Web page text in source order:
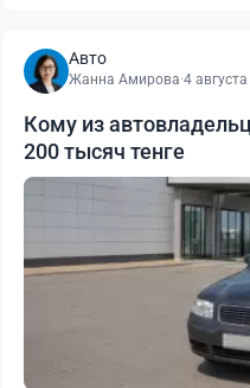
Авто
Жанна Амирова·4
Кому из
200 тысяч тенге